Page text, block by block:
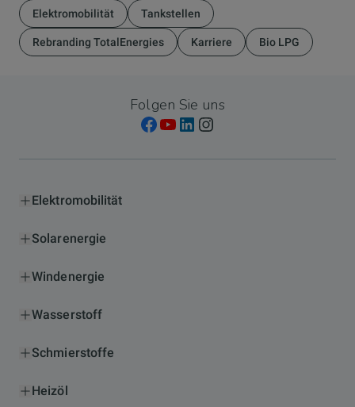
Elektromobilität
Tankstellen
Rebranding TotalEnergies Karriere Bio LPG
Folgen Sie uns
Elektromobilität
Solarenergie
Windenergie
Wasserstoff
Schmierstoffe
Heizöl